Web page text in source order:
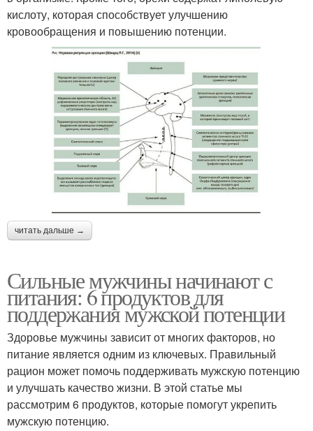
кислоту, которая способствует улучшению
кровообращения и повышению потенции.
читать дальше →
Сильные мужчины начинают с
питания: 6 продуктов для
поддержания мужской потенции
Здоровье мужчины зависит от многих факторов, но
питание является одним из ключевых. Правильный
рацион может помочь поддерживать мужскую потенцию
и улучшать качество жизни. В этой статье мы
рассмотрим 6 продуктов, которые помогут укрепить
мужскую потенцию.